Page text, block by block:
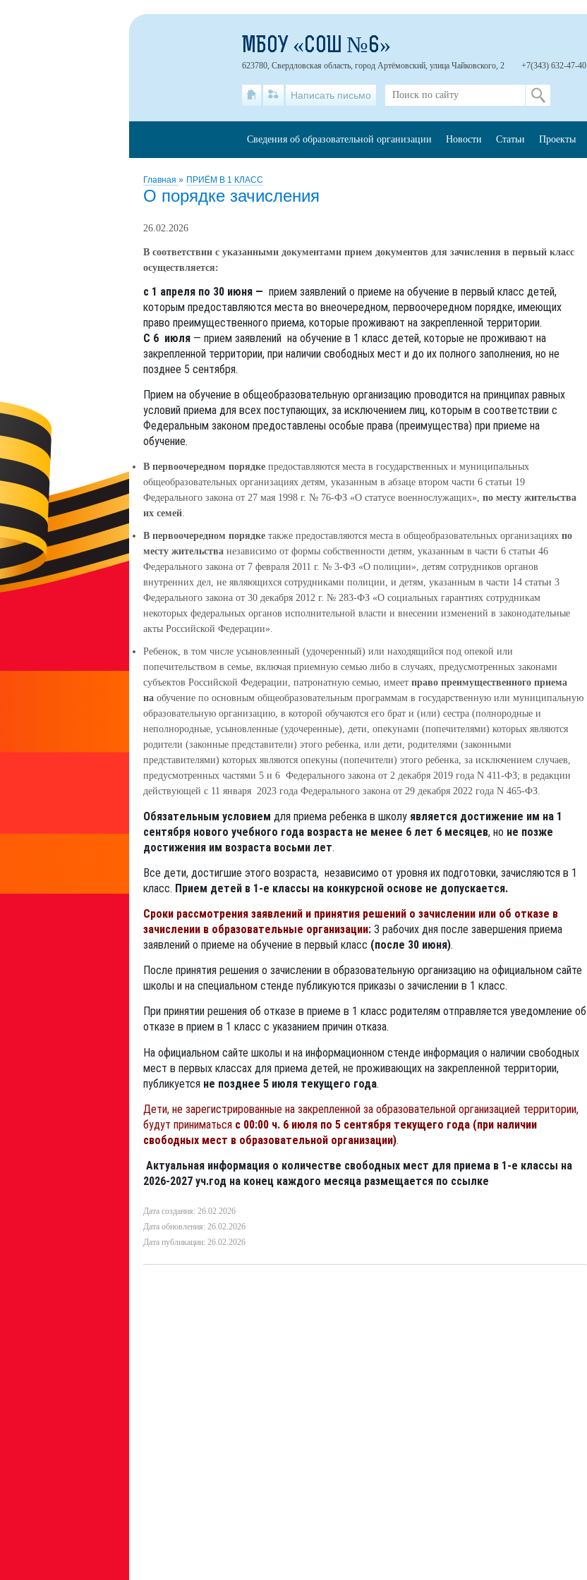
Главная » ПРИЁМ В 1 КЛАСС
О порядке зачисления
26.02.2026
В соответствии с указанными документами прием документов для зачисления в первый класс
осуществляется:
с 1 апреля по 30 июня — прием заявлений о приеме на обучение в первый класс детей,
которым предоставляются места во внеочередном, первоочередном порядке, имеющих
право преимущественного приема, которые проживают на закрепленной территории.
С 6 июля — прием заявлений на обучение в 1 класс детей, которые не проживают на
закрепленной территории, при наличии свободных мест и до их полного заполнения, но не
позднее 5 сентября.
Прием на обучение в общеобразовательную организацию проводится на принципах равных
условий приема для всех поступающих, за исключением лиц, которым в соответствии с
Федеральным законом предоставлены особые права (преимущества) при приеме на
обучение.
В первоочередном порядке предоставляются места в государственных и муниципальных
общеобразовательных организациях детям, указанным в абзаце втором части 6 статьи 19
Федерального закона от 27 мая 1998 г. № 76-ФЗ «О статусе военнослужащих», по месту жительства
их семей.
В первоочередном порядке также предоставляются места в общеобразовательных организациях по
месту жительства независимо от формы собственности детям, указанным в части 6 статьи 46
Федерального закона от 7 февраля 2011 г. № 3-ФЗ «О полиции», детям сотрудников органов
внутренних дел, не являющихся сотрудниками полиции, и детям, указанным в части 14 статьи 3
Федерального закона от 30 декабря 2012 г. № 283-ФЗ «О социальных гарантиях сотрудникам
некоторых федеральных органов исполнительной власти и внесении изменений в законодательные
акты Российской Федерации».
Ребенок, в том числе усыновленный (удочеренный) или находящийся под опекой или
попечительством в семье, включая приемную семью либо в случаях, предусмотренных законами
субъектов Российской Федерации, патронатную семью, имеет право преимущественного приема
на обучение по основным общеобразовательным программам в государственную или муниципальную
образовательную организацию, в которой обучаются его брат и (или) сестра (полнородные и
неполнородные, усыновленные (удочеренные), дети, опекунами (попечителями) которых являются
родители (законные представители) этого ребенка, или дети, родителями (законными
представителями) которых являются опекуны (попечители) этого ребенка, за исключением случаев,
предусмотренных частями 5 и 6 Федерального закона от 2 декабря 2019 года N 411-ФЗ; в редакции
действующей с 11 января 2023 года Федерального закона от 29 декабря 2022 года N 465-ФЗ.
Обязательным условием для приема ребенка в школу является достижение им на 1
сентября нового учебного года возраста не менее 6 лет 6 месяцев, но не позже
достижения им возраста восьми лет.
Все дети, достигшие этого возраста, независимо от уровня их подготовки, зачисляются в 1
класс. Прием детей в 1-е классы на конкурсной основе не допускается.
Сроки рассмотрения заявлений и принятия решений о зачислении или об отказе в
зачислении в образовательные организации: 3 рабочих дня после завершения приема
заявлений о приеме на обучение в первый класс (после 30 июня).
После принятия решения о зачислении в образовательную организацию на официальном сайте
школы и на специальном стенде публикуются приказы о зачислении в 1 класс.
При принятии решения об отказе в приеме в 1 класс родителям отправляется уведомление об
отказе в прием в 1 класс с указанием причин отказа.
На официальном сайте школы и на информационном стенде информация о наличии свободных
мест в первых классах для приема детей, не проживающих на закрепленной территории,
публикуется не позднее 5 июля текущего года.
Дети, не зарегистрированные на закрепленной за образовательной организацией территории,
будут приниматься с 00:00 ч. 6 июля по 5 сентября текущего года (при наличии
свободных мест в образовательной организации).
Актуальная информация о количестве свободных мест для приема в 1-е классы на
2026-2027 уч.год на конец каждого месяца размещается по ссылке
Дата создания: 26.02.2026
Дата обновления: 26.02.2026
Дата публикации: 26.02.2026
МБОУ «СОШ №6»
623780, Свердловская область, город Артёмовский, улица Чайковского, 2 +7(343) 632-47-40
Написать письмо
Сведения об образовательной организации Новости Статьи Проекты